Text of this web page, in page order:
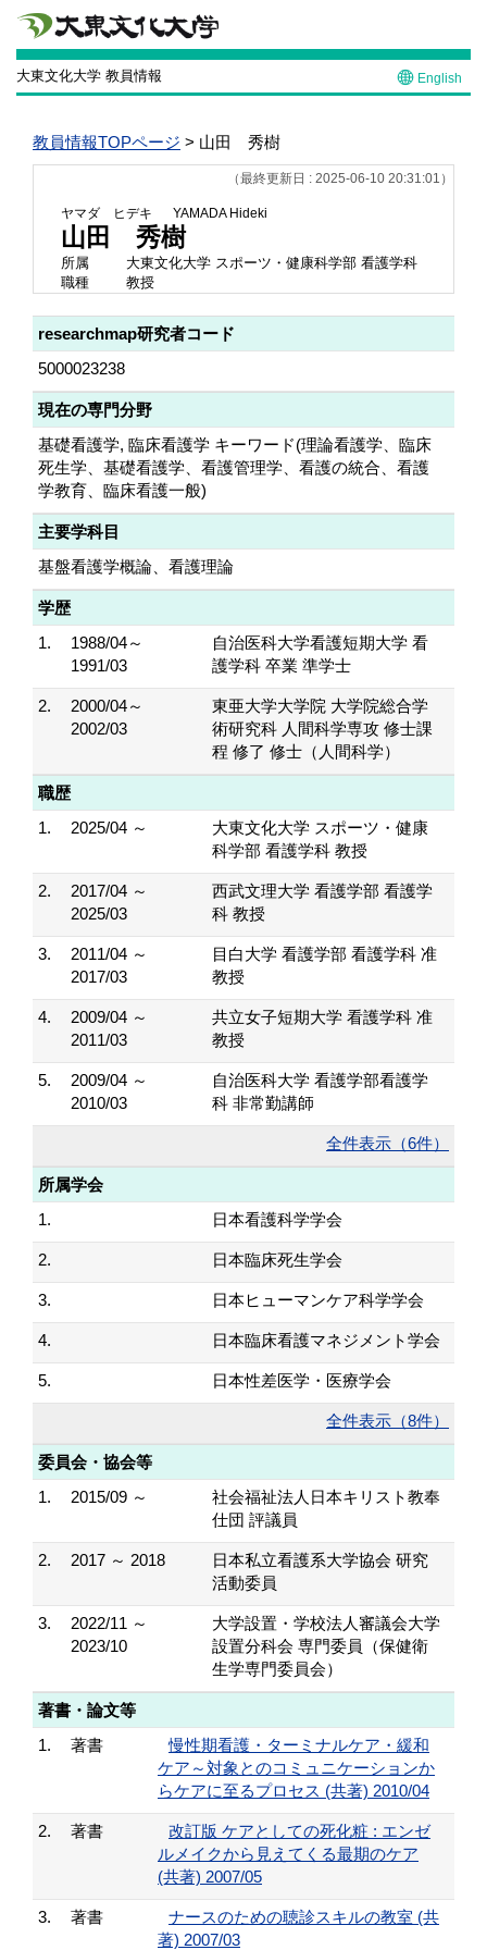
大東文化大学 教員情報 English
教員情報TOPページ > 山田 秀樹
（最終更新日 : 2025-06-10 20:31:01）
ヤマダ ヒデキ YAMADA Hideki
山田 秀樹
所属
大東文化大学 スポーツ・健康科学部 看護学科
職種
教授
researchmap研究者コード
5000023238
現在の専門分野
基礎看護学, 臨床看護学 キーワード(理論看護学、臨床
死生学、基礎看護学、看護管理学、看護の統合、看護
学教育、臨床看護一般)
主要学科目
基盤看護学概論、看護理論
学歴
1.
1988/04～
1991/03
自治医科大学看護短期大学 看
護学科 卒業 準学士
2.
2000/04～
2002/03
東亜大学大学院 大学院総合学
術研究科 人間科学専攻 修士課
程 修了 修士（人間科学）
職歴
1.
2025/04 ～
大東文化大学 スポーツ・健康
科学部 看護学科 教授
2.
2017/04 ～
2025/03
西武文理大学 看護学部 看護学
科 教授
3.
2011/04 ～
2017/03
目白大学 看護学部 看護学科 准
教授
4.
2009/04 ～
2011/03
共立女子短期大学 看護学科 准
教授
5.
2009/04 ～
2010/03
自治医科大学 看護学部看護学
科 非常勤講師
全件表示（6件）
所属学会
1.
日本看護科学学会
2. 日本臨床死生学会
3. 日本ヒューマンケア科学学会
4. 日本臨床看護マネジメント学会
5. 日本性差医学・医療学会
全件表示（8件）
委員会・協会等
1.
2015/09 ～
社会福祉法人日本キリスト教奉
仕団 評議員
2. 2017 ～ 2018
日本私立看護系大学協会 研究
活動委員
3.
2022/11 ～
2023/10
大学設置・学校法人審議会大学
設置分科会 専門委員（保健衛
生学専門委員会）
著書・論文等
1.
著書
慢性期看護・ターミナルケア・緩和
ケア～対象とのコミュニケーションか
らケアに至るプロセス (共著) 2010/04
2. 著書
改訂版 ケアとしての死化粧 : エンゼ
ルメイクから見えてくる最期のケア
(共著) 2007/05
3. 著書
ナースのための聴診スキルの教室 (共
著) 2007/03